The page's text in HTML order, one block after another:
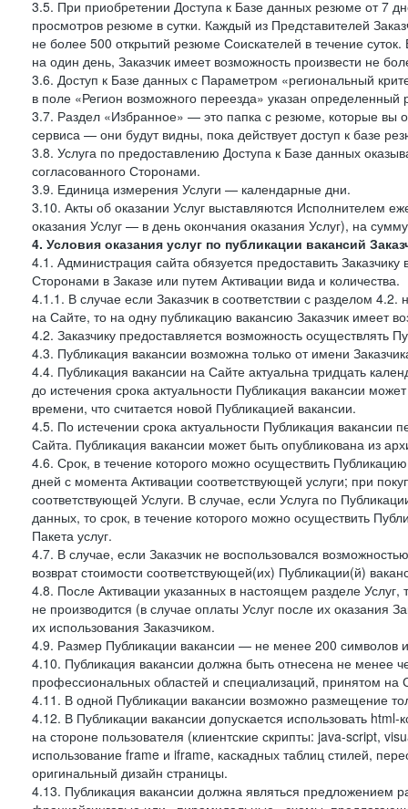
3.5. При приобретении Доступа к Базе данных резюме от 7
просмотров резюме в сутки. Каждый из Представителей
не более 500 открытий резюме Соискателей в течение
на один день, Заказчик имеет возможность произвести не
3.6. Доступ к Базе данных с Параметром «региональный
в поле «Регион возможного переезда» указан определенный
3.7. Раздел «Избранное» — это папка с резюме, которые вы
сервиса — они будут видны, пока действует доступ к базе
3.8. Услуга по предоставлению Доступа к Базе данных
согласованного Сторонами.
3.9. Единица измерения Услуги — календарные дни.
3.10. Акты об оказании Услуг выставляются Исполнителем
оказания Услуг — в день окончания оказания Услуг), на
4. Условия оказания услуг по публикации вакансий
4.1. Администрация сайта обязуется предоставить
Сторонами в Заказе или путем Активации вида и количества.
4.1.1. В случае если Заказчик в соответствии с разделом
на Сайте, то на одну публикацию вакансию Заказчик имеет
4.2. Заказчику предоставляется возможность осуществлять
4.3. Публикация вакансии возможна только от имени
4.4. Публикация вакансии на Сайте актуальна тридцать
до истечения срока актуальности Публикация вакансии
времени, что считается новой Публикацией вакансии.
4.5. По истечении срока актуальности Публикация
Сайта. Публикация вакансии может быть опубликована из
4.6. Срок, в течение которого можно осуществить
дней с момента Активации соответствующей услуги; при
соответствующей Услуги. В случае, если Услуга по
данных, то срок, в течение которого можно осуществить
Пакета услуг.
4.7. В случае, если Заказчик не воспользовался
возврат стоимости соответствующей(их) Публикации(й)
4.8. После Активации указанных в настоящем разделе Услуг,
не производится (в случае оплаты Услуг после их оказания
их использования Заказчиком.
4.9. Размер Публикации вакансии — не менее 200 символов
4.10. Публикация вакансии должна быть отнесена не менее
профессиональных областей и специализаций, принятом на
4.11. В одной Публикации вакансии возможно размещение
4.12. В Публикации вакансии допускается использовать
на стороне пользователя (клиентские скрипты: java-script,
использование frame и iframe, каскадных таблиц стилей,
оригинальный дизайн страницы.
4.13. Публикация вакансии должна являться